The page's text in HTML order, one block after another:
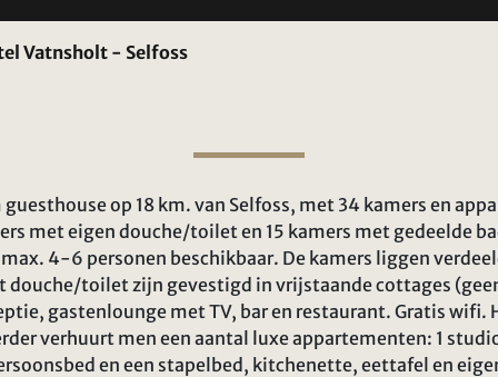
Vatnsholt - Selfoss
op 18 km. van Selfoss, met 34 kamers en
met eigen douche/toilet en 15 kamers met gedeelde
4-6 personen beschikbaar. De kamers liggen
douche/toilet zijn gevestigd in vrijstaande cottages
gastenlounge met TV, bar en restaurant. Gratis
verhuurt men een aantal luxe appartementen: 1
en een stapelbed, kitchenette, eettafel en